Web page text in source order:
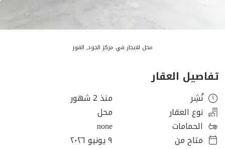
محل للايجار في مركز الجود, القوز
تفاصيل العقار
نُشِر
منذ 2 شهور
نوع العقار
محل
الحمامات
none
متاح من
٩ يونيو ٢٠٢٦